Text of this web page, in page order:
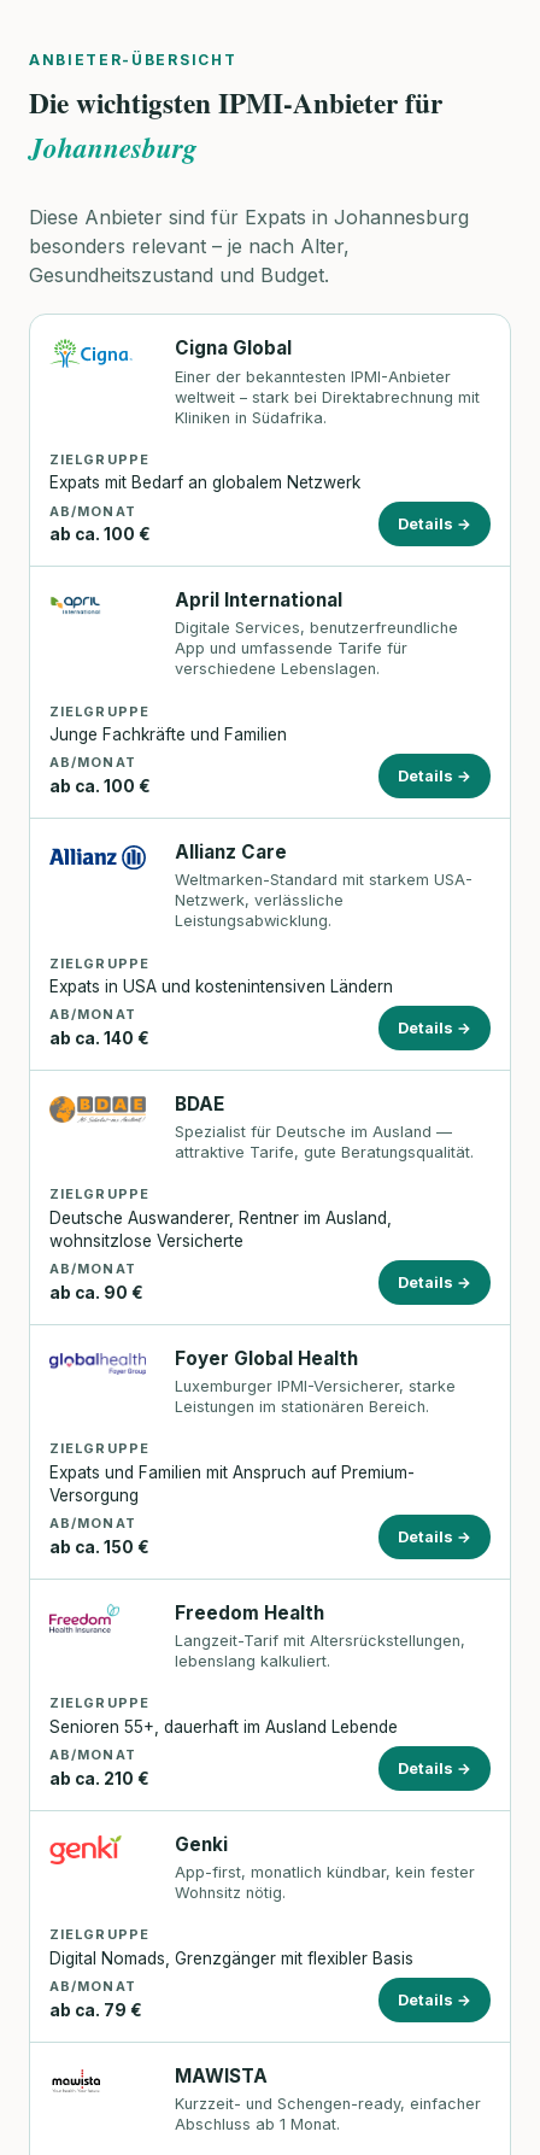
ANBIETER-ÜBERSICHT
Die wichtigsten IPMI-Anbieter für
Johannesburg
Diese Anbieter sind für Expats in Johannesburg
besonders relevant – je nach Alter,
Gesundheitszustand und Budget.
Cigna Global
Einer der bekanntesten IPMI-Anbieter
weltweit – stark bei Direktabrechnung mit
Kliniken in Südafrika.
ZIELGRUPPE
Expats mit Bedarf an globalem Netzwerk
AB/MONAT
ab ca. 100 €
Details →
April International
Digitale Services, benutzerfreundliche
App und umfassende Tarife für
verschiedene Lebenslagen.
ZIELGRUPPE
Junge Fachkräfte und Familien
AB/MONAT
ab ca. 100 €
Details →
Allianz Care
Weltmarken-Standard mit starkem USA-
Netzwerk, verlässliche
Leistungsabwicklung.
ZIELGRUPPE
Expats in USA und kostenintensiven Ländern
AB/MONAT
ab ca. 140 €
Details →
BDAE
Spezialist für Deutsche im Ausland —
attraktive Tarife, gute Beratungsqualität.
ZIELGRUPPE
Deutsche Auswanderer, Rentner im Ausland,
wohnsitzlose Versicherte
AB/MONAT
ab ca. 90 €
Details →
Foyer Global Health
Luxemburger IPMI-Versicherer, starke
Leistungen im stationären Bereich.
ZIELGRUPPE
Expats und Familien mit Anspruch auf Premium-
Versorgung
AB/MONAT
ab ca. 150 €
Details →
Freedom Health
Langzeit-Tarif mit Altersrückstellungen,
lebenslang kalkuliert.
ZIELGRUPPE
Senioren 55+, dauerhaft im Ausland Lebende
AB/MONAT
ab ca. 210 €
Details →
Genki
App-first, monatlich kündbar, kein fester
Wohnsitz nötig.
ZIELGRUPPE
Digital Nomads, Grenzgänger mit flexibler Basis
AB/MONAT
ab ca. 79 €
Details →
MAWISTA
Kurzzeit- und Schengen-ready, einfacher
Abschluss ab 1 Monat.